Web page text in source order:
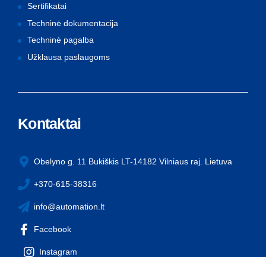
Sertifikatai
Techninė dokumentacija
Techninė pagalba
Užklausa paslaugoms
Kontaktai
Obelyno g. 11 Bukiškis LT-14182 Vilniaus raj. Lietuva
+370-615-38316
info@automation.lt
Facebook
Instagram